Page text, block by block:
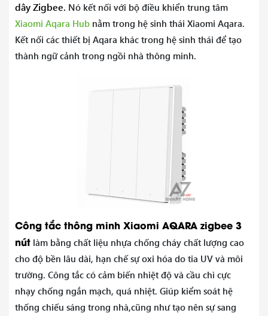
dây Zigbee. Nó kết nối với bộ điều khiển trung tâm
Xiaomi Aqara Hub nằm trong hệ sinh thái Xiaomi Aqara.
Kết nối các thiết bị Aqara khác trong hệ sinh thái để tạo
thành ngữ cảnh trong ngồi nhà thông minh.
Công tắc thông minh Xiaomi AQARA zigbee 3
nút làm bằng chất liệu nhựa chống cháy chất lượng cao
cho độ bền lâu dài, hạn chế sự oxi hóa do tia UV và môi
trường. Công tắc có cảm biến nhiệt độ và cầu chì cực
nhạy chống ngắn mạch, quá nhiệt. Giúp kiểm soát hệ
thống chiếu sáng trong nhà,cũng như tạo nên sự sang